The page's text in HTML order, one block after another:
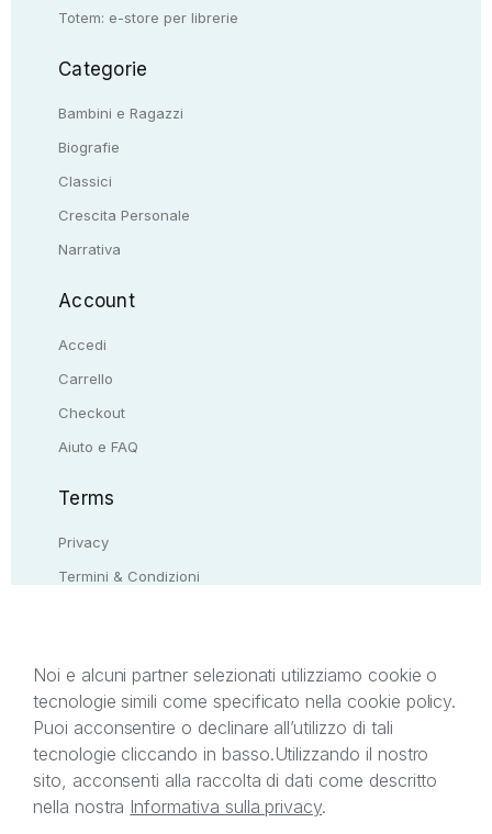
Totem: e-store per librerie
Categorie
Bambini e Ragazzi
Biografie
Classici
Crescita Personale
Narrativa
Account
Accedi
Carrello
Checkout
Aiuto e FAQ
Terms
Privacy
Termini & Condizioni
Il presente sito web è di proprietà di StreetLib S.r.l.
titolare di tutti i diritti di proprietà intellettuale
afferenti ai marchi, loghi e segni distintivi presenti
sul sito web. Si invita l’utente a prendere visione
Noi e alcuni partner selezionati utilizziamo cookie o
tecnologie simili come specificato nella cookie policy.
Puoi acconsentire o declinare all’utilizzo di tali
tecnologie cliccando in basso.Utilizzando il nostro
sito, acconsenti alla raccolta di dati come descritto
nella nostra Informativa sulla privacy.